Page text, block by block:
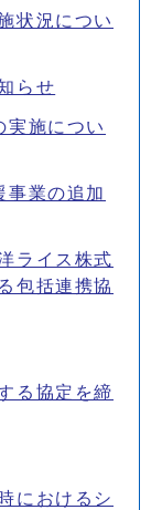
状況につい
らせ
実施につい
事業の追加
ライス株式
包括連携協
る協定を締
におけるシ